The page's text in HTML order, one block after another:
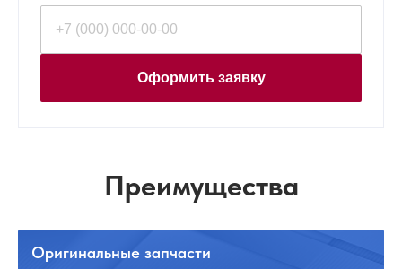
Оформить заявку
Преимущества
Оригинальные запчасти